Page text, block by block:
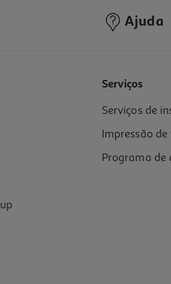
Ajuda
Serviços
Serviços de
Impressão
Programa de